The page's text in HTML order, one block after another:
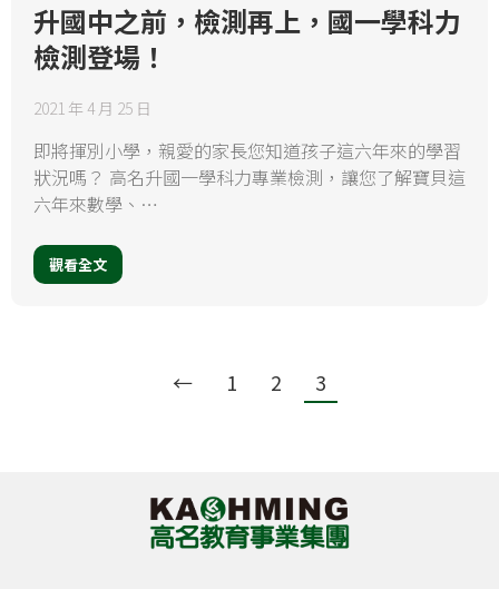
升國中之前，檢測再上，國一學科力
檢測登場！
2021 年 4 月 25 日
即將揮別小學，親愛的家長您知道孩子這六年來的學習
狀況嗎？ 高名升國一學科力專業檢測，讓您了解寶貝這
六年來數學、…
觀看全文
← 1 2 3